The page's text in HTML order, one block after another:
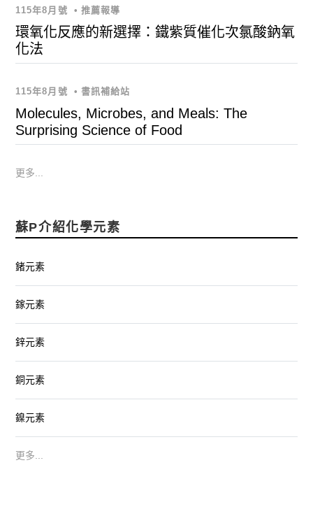
115年8月號 • 推薦報導
環氧化反應的新選擇：鐵紫質催化次氯酸鈉氧
化法
115年8月號 • 書訊補給站
Molecules, Microbes, and Meals: The
Surprising Science of Food
更多...
蘇P介紹化學元素
鍺元素
鎵元素
鋅元素
銅元素
鎳元素
更多...